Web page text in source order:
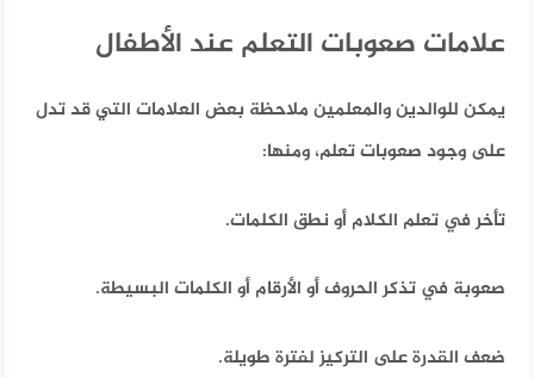
علامات صعوبات التعلم عند الأطفال
يمكن للوالدين والمعلمين ملاحظة بعض العلامات التي قد تدل
على وجود صعوبات تعلم،ومنها:
تأخر في تعلم الكلام أو نطق الكلمات.
صعوبة في تذكر الحروف أو الأرقام أو الكلمات البسيطة.
ضعف القدرة على التركيز لفترة طويلة.